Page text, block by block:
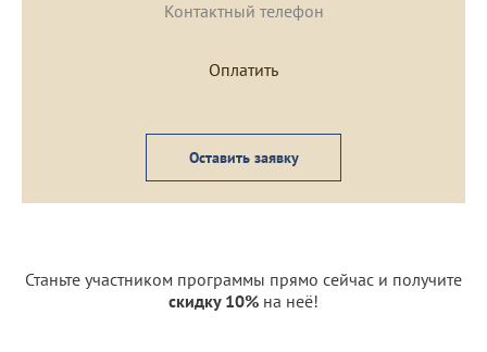
Оставить заявку
Станьте участником программы прямо сейчас и получите
скидку 10% на неё!